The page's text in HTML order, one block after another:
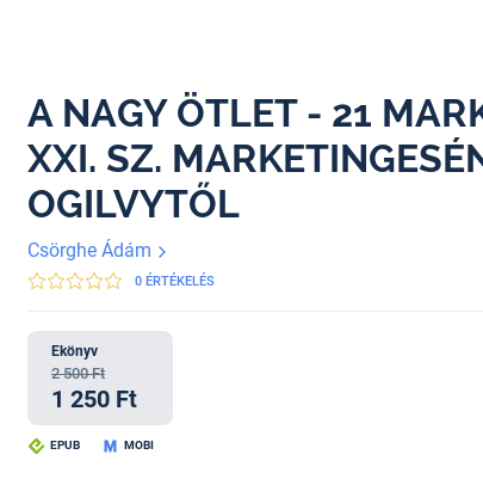
A NAGY ÖTLET - 21
XXI. SZ.
OGILVYTŐL
Csörghe Ádám
0 ÉRTÉKELÉS
Ekönyv
2 500 Ft
1 250 Ft
EPUB MOBI